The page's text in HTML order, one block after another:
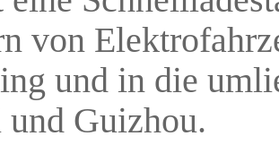
von
und in die
und Guizhou.